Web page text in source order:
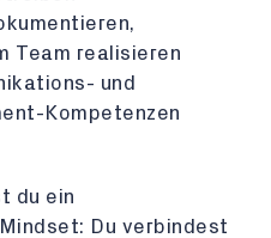
Team realisieren
und
Kompetenzen
du ein
Du verbindest